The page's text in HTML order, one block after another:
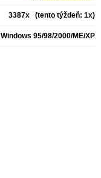
3387x (tento týždeň: 1x)
Windows 95/98/2000/ME/XP